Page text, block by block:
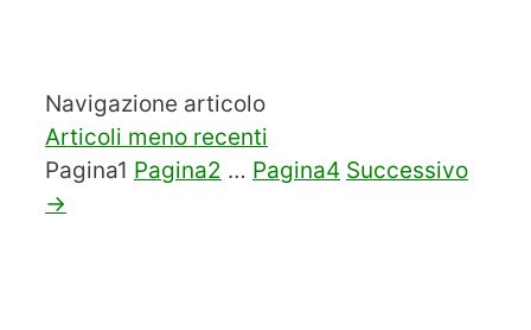
Navigazione articolo
Articoli meno recenti
Pagina1 Pagina2 … Pagina4 Successivo
→